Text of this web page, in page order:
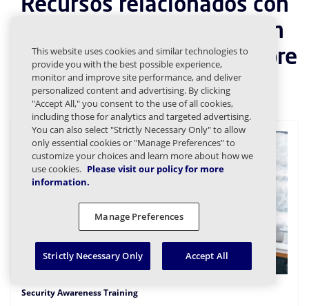
el programa de formación
para la concienciación sobre
la seguridad
Security Awareness Training
This website uses cookies and similar technologies to
provide you with the best possible experience,
monitor and improve site performance, and deliver
personalized content and advertising. By clicking
"Accept All," you consent to the use of all cookies,
including those for analytics and targeted advertising.
You can also select "Strictly Necessary Only" to allow
only essential cookies or "Manage Preferences" to
customize your choices and learn more about how we
use cookies. Please visit our policy for more
information.
Manage Preferences
Strictly Necessary Only Accept All